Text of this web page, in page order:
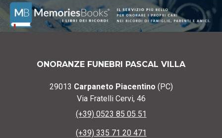
ONORANZE FUNEBRI PASCAL VILLA
29013 Carpaneto Piacentino (PC)
Via Fratelli Cervi, 46
(+39) 0523 85 05 51
(+39) 335 71 20 471